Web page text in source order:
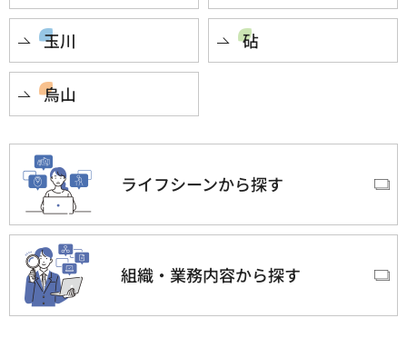
玉川 砧
烏山
ライフシーンから探す
組織・業務内容から探す